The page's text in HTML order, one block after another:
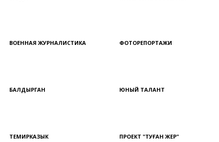
ВОЕННАЯ ЖУРНАЛИСТИКА ФОТОРЕПОРТАЖИ
БАЛДЫРГАН ЮНЫЙ ТАЛАНТ
ТЕМИРКАЗЫК ПРОЕКТ "ТУҒАН ЖЕР"